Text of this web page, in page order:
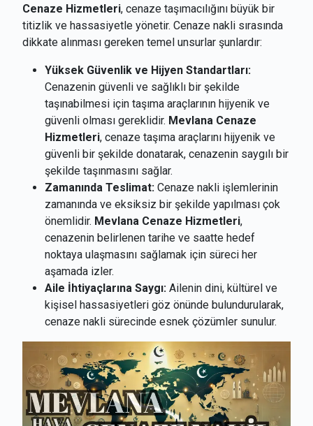
Cenaze Hizmetleri, cenaze taşımacılığını büyük bir
titizlik ve hassasiyetle yönetir. Cenaze nakli sırasında
dikkate alınması gereken temel unsurlar şunlardır:
Yüksek Güvenlik ve Hijyen Standartları:
Cenazenin güvenli ve sağlıklı bir şekilde
taşınabilmesi için taşıma araçlarının hijyenik ve
güvenli olması gereklidir. Mevlana Cenaze
Hizmetleri, cenaze taşıma araçlarını hijyenik ve
güvenli bir şekilde donatarak, cenazenin saygılı bir
şekilde taşınmasını sağlar.
Zamanında Teslimat: Cenaze nakli işlemlerinin
zamanında ve eksiksiz bir şekilde yapılması çok
önemlidir. Mevlana Cenaze Hizmetleri,
cenazenin belirlenen tarihe ve saatte hedef
noktaya ulaşmasını sağlamak için süreci her
aşamada izler.
Aile İhtiyaçlarına Saygı: Ailenin dini, kültürel ve
kişisel hassasiyetleri göz önünde bulundurularak,
cenaze nakli sürecinde esnek çözümler sunulur.